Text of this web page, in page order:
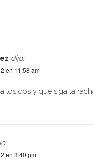
dijo:
en 11:58 am
los dos y que siga la
en 3:40 pm